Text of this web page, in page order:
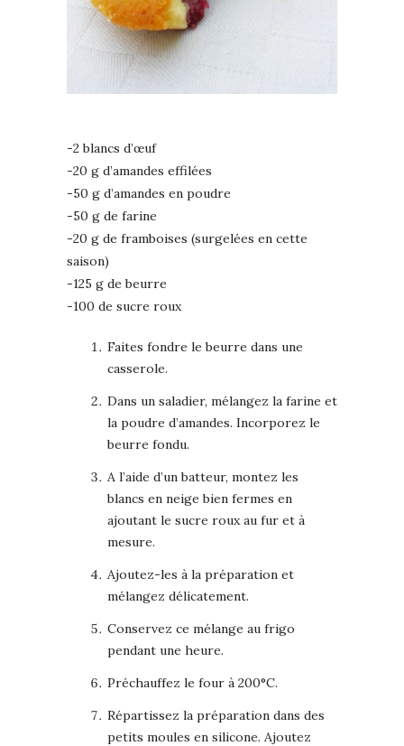
-2 blancs d’œuf
-20 g d’amandes effilées
-50 g d’amandes en poudre
-50 g de farine
-20 g de framboises (surgelées en cette
saison)
-125 g de beurre
-100 de sucre roux
Faites fondre le beurre dans une
casserole.
Dans un saladier, mélangez la farine et
la poudre d’amandes. Incorporez le
beurre fondu.
A l’aide d’un batteur, montez les
blancs en neige bien fermes en
ajoutant le sucre roux au fur et à
mesure.
Ajoutez-les à la préparation et
mélangez délicatement.
Conservez ce mélange au frigo
pendant une heure.
Préchauffez le four à 200°C.
Répartissez la préparation dans des
petits moules en silicone. Ajoutez